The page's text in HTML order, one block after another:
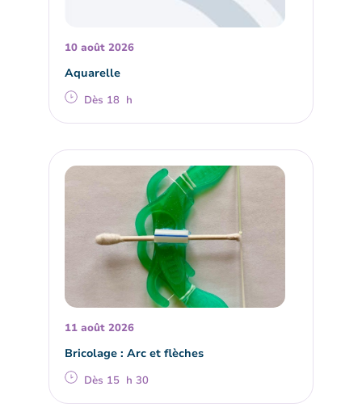
10 août 2026
Aquarelle
Dès 18 h
11 août 2026
Bricolage : Arc et flèches
Dès 15 h 30